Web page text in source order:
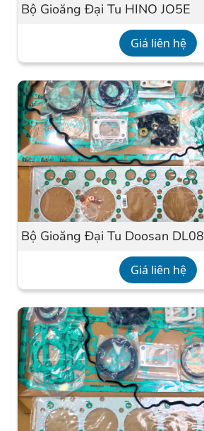
Bộ Gioăng Đại Tu HINO JO5E
Giá liên hệ
Bộ Gioăng Đại Tu Doosan DL08
Giá liên hệ